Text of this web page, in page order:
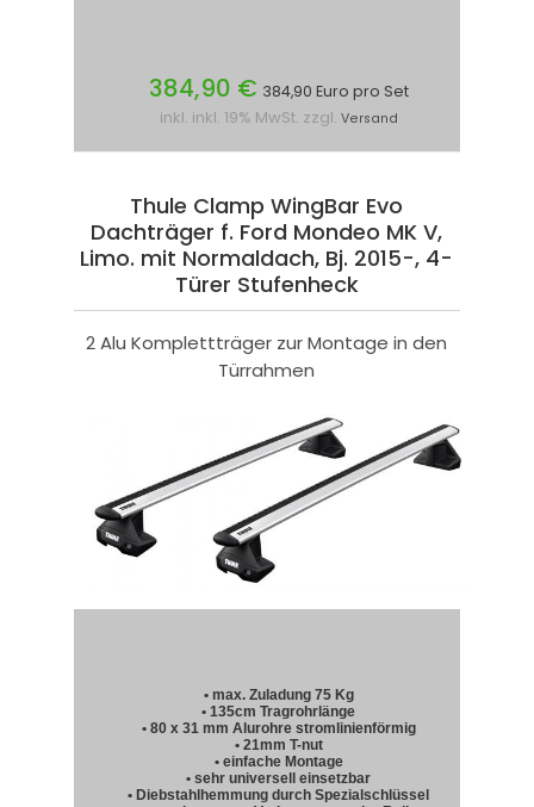
384,90 € 384,90 Euro pro Set
inkl. inkl. 19% MwSt. zzgl. Versand
Thule Clamp WingBar Evo
Dachträger f. Ford Mondeo MK V,
Limo. mit Normaldach, Bj. 2015-, 4-
Türer Stufenheck
2 Alu Komplettträger zur Montage in den
Türrahmen
• max. Zuladung 75 Kg
• 135cm Tragrohrlänge
• 80 x 31 mm Alurohre stromlinienförmig
• 21mm T-nut
• einfache Montage
• sehr universell einsetzbar
• Diebstahlhemmung durch Spezialschlüssel